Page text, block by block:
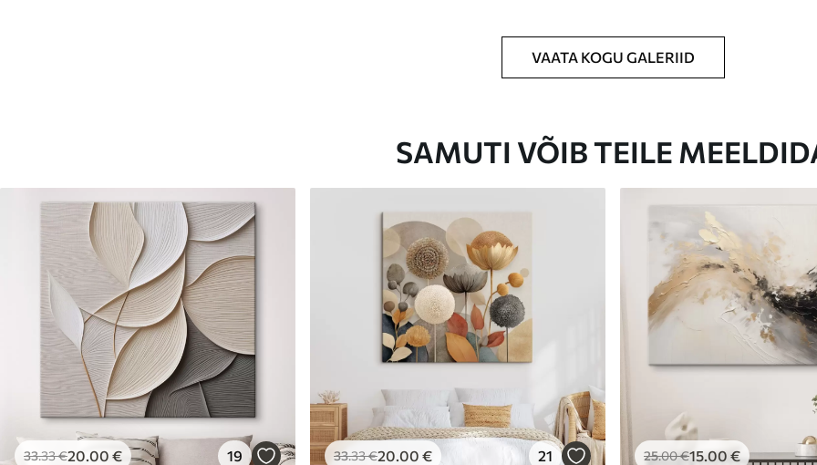
VAATA KOGU GALERIID
SAMUTI VÕIB TEILE
33.33€20.00 € 19 33.33€20.00 € 21 25.00€15.00 €